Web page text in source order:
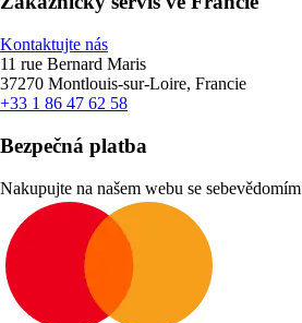
Kontaktujte nás
11 rue Bernard Maris
37270 Montlouis-sur-Loire, Francie
+33 1 86 47 62 58
Bezpečná platba
Nakupujte na našem webu se sebevědomím